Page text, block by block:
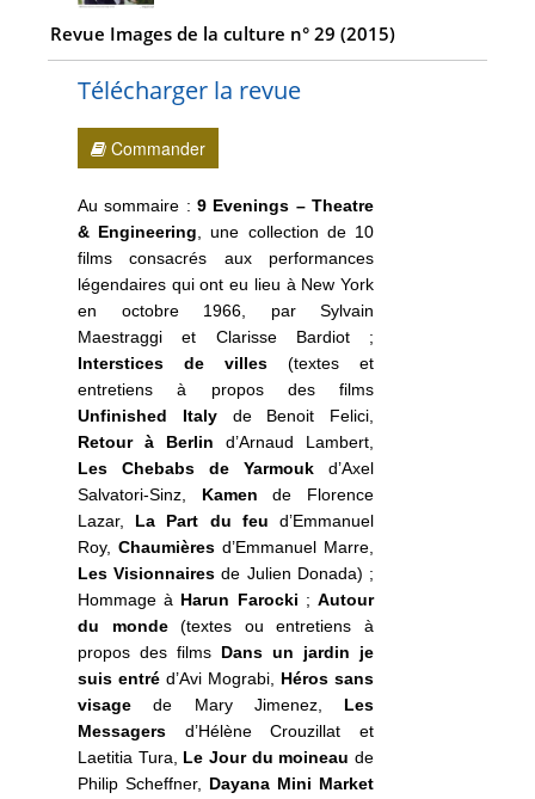
Revue Images de la culture n° 29 (2015)
Télécharger la revue
Commander
Au sommaire :9 Evenings – Theatre
& Engineering , une collection de 10
films consacrés aux performances
légendaires qui ont eu lieu à New York
en octobre 1966, par Sylvain
Maestraggi et Clarisse Bardiot ;
Interstices de villes (textes et
entretiens à propos des films
Unfinished Italyde Benoit Felici,
Retour à Berlin d’Arnaud Lambert,
Les Chebabs de Yarmouk d’Axel
Salvatori-Sinz, Kamen de Florence
Lazar, La Part du feu d’Emmanuel
Roy,Chaumières d’Emmanuel Marre,
Les Visionnaires de Julien Donada) ;
Hommage à Harun Farocki ;Autour
du monde(textes ou entretiens à
propos des films Dans un jardin je
suis entré d’Avi Mograbi, Héros sans
visage de Mary Jimenez, Les
Messagers d’Hélène Crouzillat et
Laetitia Tura, Le Jour du moineau de
Philip Scheffner, Dayana Mini Market